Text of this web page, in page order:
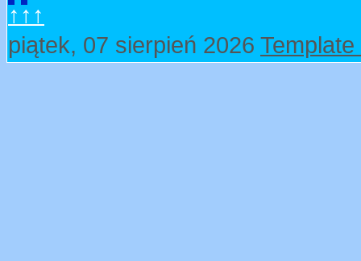
↑↑↑
piątek, 07 sierpień 2026